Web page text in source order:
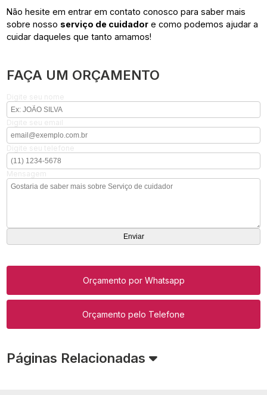
Não hesite em entrar em contato conosco para saber mais
sobre nosso serviço de cuidador e como podemos ajudar a
cuidar daqueles que tanto amamos!
FAÇA UM ORÇAMENTO
Orçamento por Whatsapp
Orçamento pelo Telefone
Páginas Relacionadas